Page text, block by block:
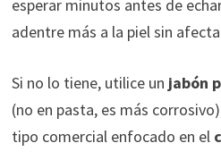
esperar minutos antes de
adentre más a la piel sin
Si no lo tiene, utilice un jabón
(no en pasta, es más
tipo comercial enfocado en el